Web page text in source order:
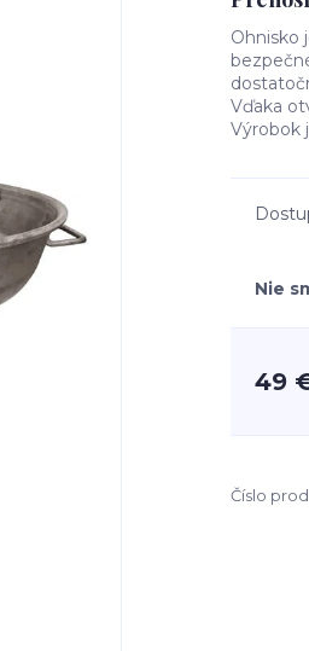
Ohnisko
Vďaka
Výrobok
Nie
49
Číslo